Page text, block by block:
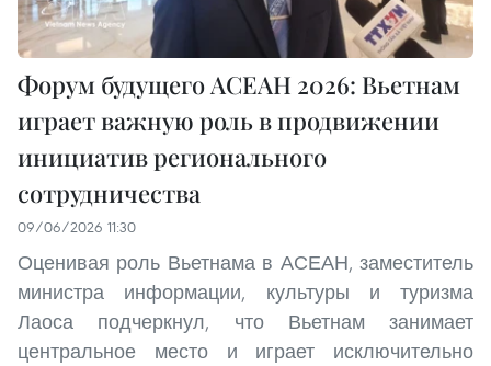
Форум будущего АСЕАН 2026: Вьетнам
играет важную роль в продвижении
инициатив регионального
сотрудничества
09/06/2026 11:30
Оценивая роль Вьетнама в АСЕАН, заместитель
министра информации, культуры и туризма
Лаоса подчеркнул, что Вьетнам занимает
центральное место и играет исключительно